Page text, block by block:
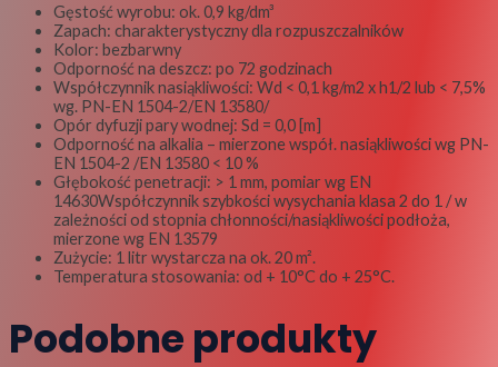
Gęstość wyrobu: ok. 0,9 kg/dm³
Zapach: charakterystyczny dla rozpuszczalników
Kolor: bezbarwny
Odporność na deszcz: po 72 godzinach
Współczynnik nasiąkliwości: Wd < 0,1 kg/m2 x h1/2 lub < 7,5%
wg. PN-EN 1504-2/EN 13580/
Opór dyfuzji pary wodnej: Sd = 0,0 [m]
Odporność na alkalia – mierzone współ. nasiąkliwości wg PN-
EN 1504-2 /EN 13580 < 10 %
Głębokość penetracji: > 1 mm, pomiar wg EN
14630Współczynnik szybkości wysychania klasa 2 do 1 / w
zależności od stopnia chłonności/nasiąkliwości podłoża,
mierzone wg EN 13579
Zużycie: 1 litr wystarcza na ok. 20 m².
Temperatura stosowania: od + 10°C do + 25°C.
Podobne produkty